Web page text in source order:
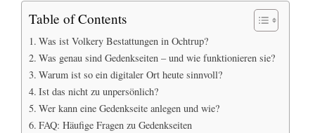
Table of Contents
Was ist Volkery Bestattungen in Ochtrup?
Was genau sind Gedenkseiten – und wie funktionieren sie?
Warum ist so ein digitaler Ort heute sinnvoll?
Ist das nicht zu unpersönlich?
Wer kann eine Gedenkseite anlegen und wie?
FAQ: Häufige Fragen zu Gedenkseiten